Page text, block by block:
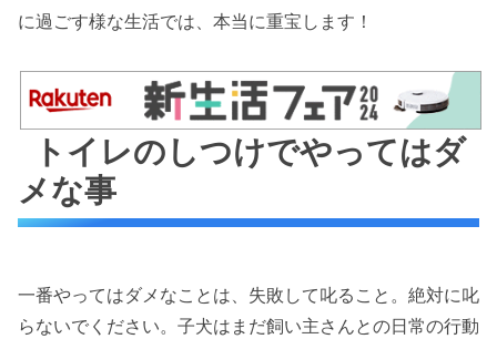
に過ごす様な生活では、本当に重宝します！
トイレのしつけでやってはダ
メな事
一番やってはダメなことは、失敗して叱ること。絶対に叱
らないでください。子犬はまだ飼い主さんとの日常の行動